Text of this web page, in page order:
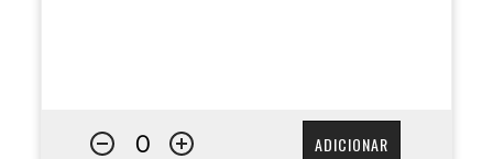
ADICIONAR